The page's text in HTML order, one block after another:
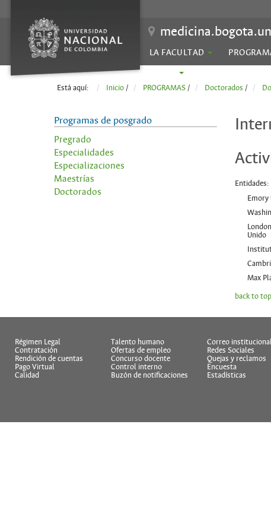
LA FACULTAD
Está aquí: Inicio / PROGRAMAS / Doctorados /
Programas de posgrado
Pregrado
Especialidades
Especializaciones
Maestrías
Doctorados
Entidades:
Unido
Max
back to top
Régimen Legal
Talento humano
Contratación
Ofertas de empleo
Rendición de cuentas
Concurso docente
Pago Virtual
Control interno
Calidad
Buzón de notificaciones
Correo
Redes Sociales
Quejas y reclamos
Encuesta
Estadísticas